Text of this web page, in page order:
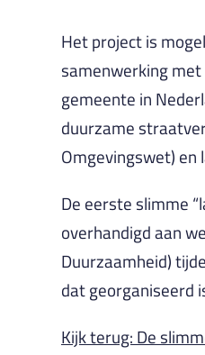
Het project is
samenwerking met
gemeente in
duurzame
Omgevingswet) en
De eerste slimme
overhandigd aan
Duurzaamheid)
dat georganiseerd
Kijk terug: De